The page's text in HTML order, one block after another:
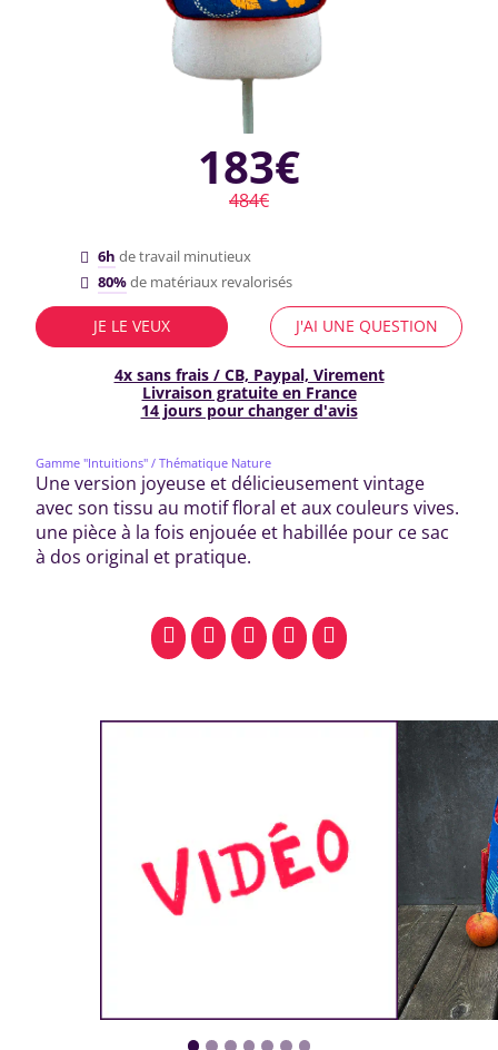
183€
484€
6h de travail minutieux
80%de matériaux revalorisés
JE LE VEUX J'AI UNE QUESTION
4x sans frais / CB, Paypal, Virement
Livraison gratuite en France
14 jours pour changer d'avis
Gamme "Intuitions" / Thématique Nature
Une version joyeuse et délicieusement vintage
avec son tissu au motif floral et aux couleurs vives.
une pièce à la fois enjouée et habillée pour ce sac
à dos original et pratique.
facebookpinterestwhatsapp
SMS email